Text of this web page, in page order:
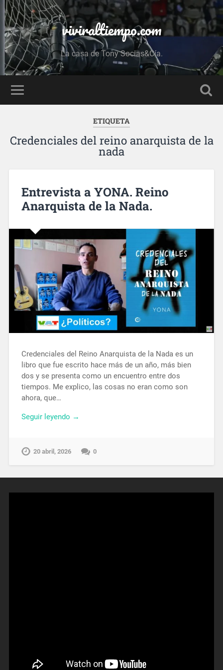
viviraltiempo.com
La casa de Tony Socias&Cía.
ETIQUETA
Credenciales del reino anarquista de la
nada
Entrevista a YONA. Reino
Anarquista de la Nada.
Credenciales del Reino Anarquista de la Nada es un
libro que fue escrito hace más de un año, más bien
dos y se presenta como un encuentro entre dos
tiempos. Me explico, las cosas no eran como son
ahora, que…
Seguir leyendo →
20 abril, 2026 0